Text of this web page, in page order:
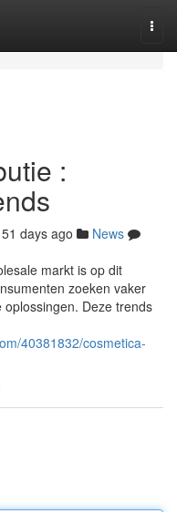
:
51 days ago
News
markt is op dit
zoeken vaker
Deze trends
40381832/cosmetica-